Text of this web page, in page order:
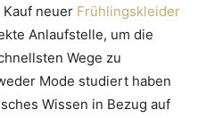
neuer Frühlingskleider
Anlaufstelle, um die
Wege zu
Mode studiert haben
Wissen in Bezug auf